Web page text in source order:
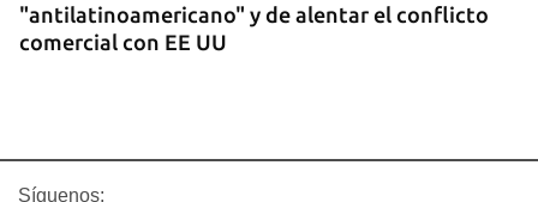
"antilatinoamericano" y de alentar el conflicto
comercial con EE UU
Síguenos: